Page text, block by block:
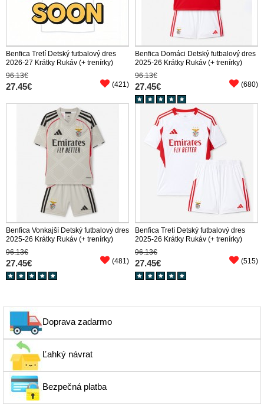
Benfica Tretí Detský futbalový dres
2026-27 Krátky Rukáv (+ trenírky)
96.13€
27.45€ (421)
Benfica Domáci Detský futbalový dres
2025-26 Krátky Rukáv (+ trenírky)
96.13€
27.45€ (680)
Benfica Vonkajší Detský futbalový dres
2025-26 Krátky Rukáv (+ trenírky)
96.13€
27.45€ (481)
Benfica Tretí Detský futbalový dres
2025-26 Krátky Rukáv (+ trenírky)
96.13€
27.45€ (515)
Doprava zadarmo
Ľahký návrat
Bezpečná platba